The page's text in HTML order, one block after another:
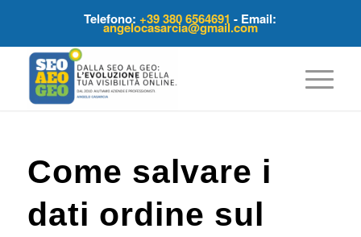
Telefono:+39 380 6564691 - Email:
angelocasarcia@gmail.com
Come salvare i
dati ordine sul